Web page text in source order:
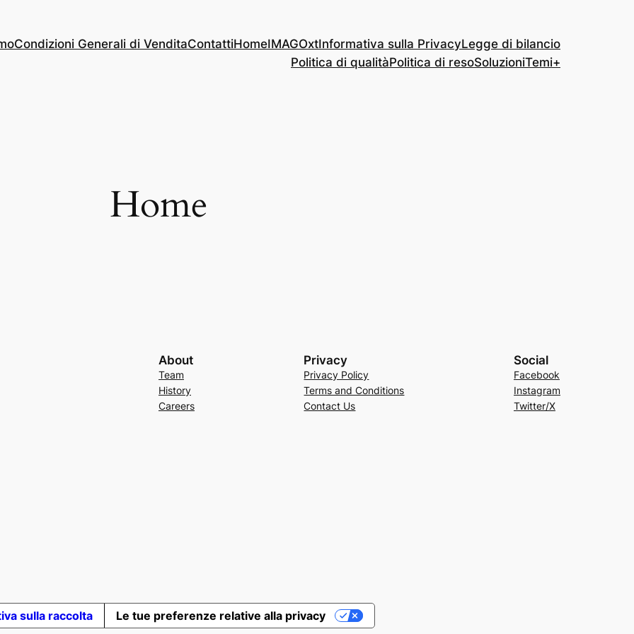
Condizioni Generali di VenditaContattiHomeIMAGOxtInformativa sulla PrivacyLegge di bilancio
Politica di qualitàPolitica di resoSoluzioniTemi+
Home
About
Team
History
Careers
Privacy
Privacy Policy
Terms and Conditions
Contact Us
Social
Facebook
Instagram
Twitter/X
sulla raccolta Le tue preferenze relative alla privacy